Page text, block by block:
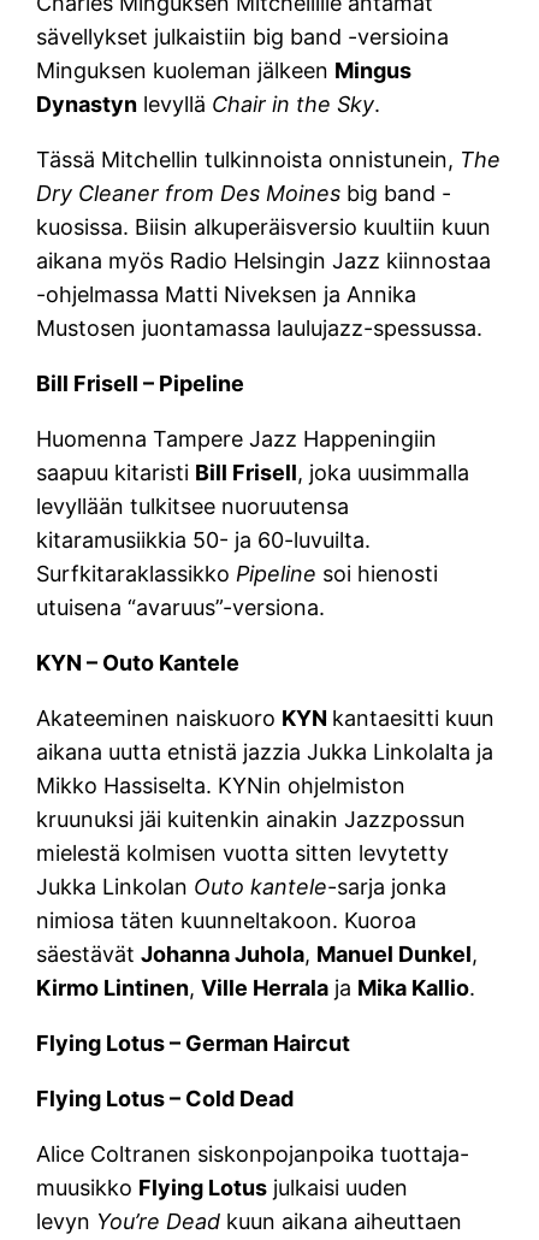
sävellykset julkaistiin big band -versioina
Minguksen kuoleman jälkeen Mingus
Dynastyn levyllä Chair in the Sky.
Tässä Mitchellin tulkinnoista onnistunein, The
Dry Cleaner from Des Moines big band -
kuosissa. Biisin alkuperäisversio kuultiin kuun
aikana myös Radio Helsingin Jazz kiinnostaa
-ohjelmassa Matti Niveksen ja Annika
Mustosen juontamassa laulujazz-spessussa.
Bill Frisell – Pipeline
Huomenna Tampere Jazz Happeningiin
saapuu kitaristi Bill Frisell, joka uusimmalla
levyllään tulkitsee nuoruutensa
kitaramusiikkia 50- ja 60-luvuilta.
Surfkitaraklassikko Pipeline soi hienosti
utuisena “avaruus”-versiona.
KYN – Outo Kantele
Akateeminen naiskuoro KYN kantaesitti kuun
aikana uutta etnistä jazzia Jukka Linkolalta ja
Mikko Hassiselta. KYNin ohjelmiston
kruunuksi jäi kuitenkin ainakin Jazzpossun
mielestä kolmisen vuotta sitten levytetty
Jukka Linkolan Outo kantele-sarja jonka
nimiosa täten kuunneltakoon. Kuoroa
säestävätJohanna Juhola, Manuel Dunkel,
Kirmo Lintinen,Ville Herrala ja Mika Kallio.
Flying Lotus – German Haircut
Flying Lotus – Cold Dead
Alice Coltranen siskonpojanpoika tuottaja-
muusikko Flying Lotus julkaisi uuden
levyn You’re Dead kuun aikana aiheuttaen